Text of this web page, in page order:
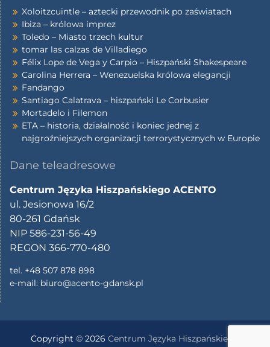
Xoloitzcuintle – aztecki przewodnik po zaświatach
Ibiza – królowa imprez
Toledo – Miasto trzech kultur
tomar las calzas de Villadiego
Félix Lope de Vega y Carpio – Hiszpański Shakespeare
Carolina Herrera – Wenezuelska królowa elegancji
Fandango
Santiago Calatrava – hiszpański Le Corbusier
Mortadelo i Filemon
ETA – historia, działalność i koniec jednej z
najgroźniejszych organizacji terrorystycznych w Europie
Dane teleadresowe
Centrum Języka Hiszpańskiego ACENTO
ul. Jesionowa 16/2
80-261 Gdańsk
NIP 586-231-56-49
REGON 366-770-480
tel. +48 507 878 898
e-mail: biuro@acento-gdansk.pl
Copyright © 2026 Centrum Języka Hiszpańskiego